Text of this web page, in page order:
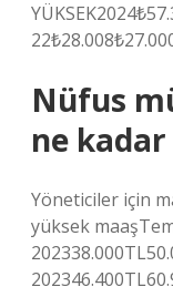
Nüfus
ne
Yöneticiler için
yüksek